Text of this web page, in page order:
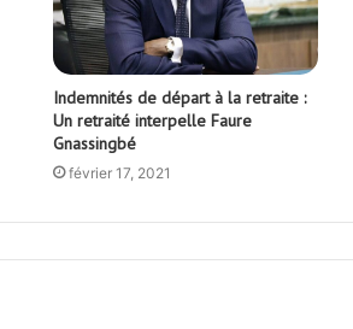
Indemnités de départ à la retraite :
Un retraité interpelle Faure
Gnassingbé
février 17, 2021